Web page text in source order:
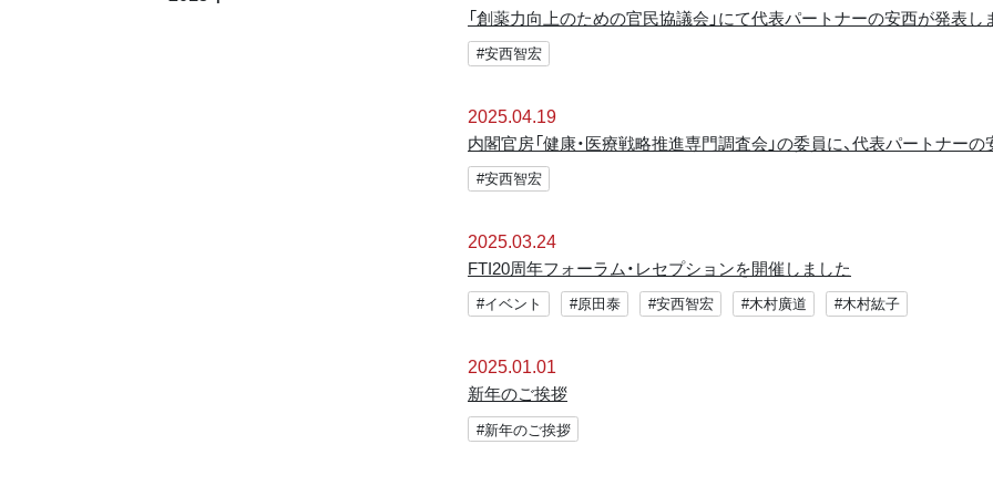
「創薬力向上のための官民協議会」にて代表パートナーの安西が発表し
#安西智宏
2025.04.19
内閣官房「健康・医療戦略推進専門調査会」の委員に、代表パートナー
#安西智宏
2025.03.24
FTI20周年フォーラム・レセプションを開催しました
#イベント #原田泰 #安西智宏 #木村廣道 #木村紘子
2025.01.01
新年のご挨拶
#新年のご挨拶